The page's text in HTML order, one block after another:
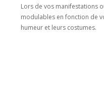
Lors de vos manifestations
modulables en fonction de
humeur et leurs costumes.